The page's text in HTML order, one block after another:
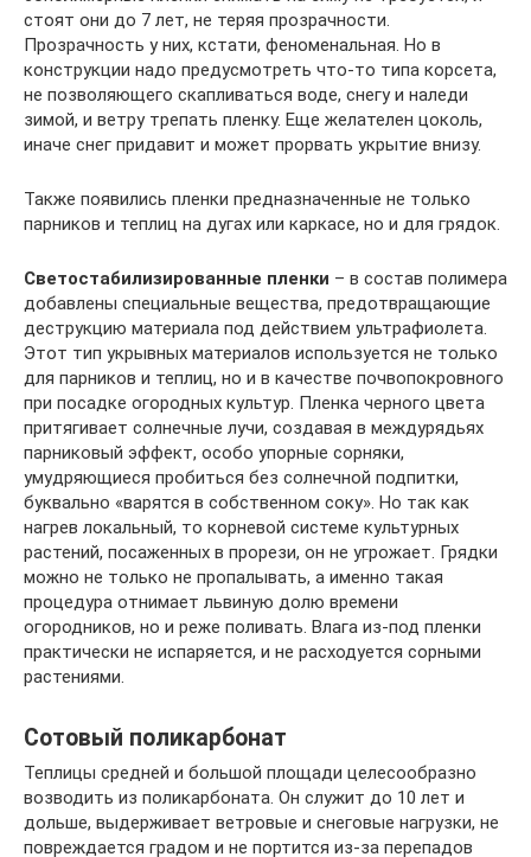
стоят они до 7 лет, не теряя прозрачности.
Прозрачность у них, кстати, феноменальная. Но в
конструкции надо предусмотреть что-то типа корсета,
не позволяющего скапливаться воде, снегу и наледи
зимой, и ветру трепать пленку. Еще желателен цоколь,
иначе снег придавит и может прорвать укрытие внизу.
Также появились пленки предназначенные не только
парников и теплиц на дугах или каркасе, но и для грядок.
Светостабилизированные пленки – в состав полимера
добавлены специальные вещества, предотвращающие
деструкцию материала под действием ультрафиолета.
Этот тип укрывных материалов используется не только
для парников и теплиц, но и в качестве почвопокровного
при посадке огородных культур. Пленка черного цвета
притягивает солнечные лучи, создавая в междурядьях
парниковый эффект, особо упорные сорняки,
умудряющиеся пробиться без солнечной подпитки,
буквально «варятся в собственном соку». Но так как
нагрев локальный, то корневой системе культурных
растений, посаженных в прорези, он не угрожает. Грядки
можно не только не пропалывать, а именно такая
процедура отнимает львиную долю времени
огородников, но и реже поливать. Влага из-под пленки
практически не испаряется, и не расходуется сорными
растениями.
Сотовый поликарбонат
Теплицы средней и большой площади целесообразно
возводить из поликарбоната. Он служит до 10 лет и
дольше, выдерживает ветровые и снеговые нагрузки, не
повреждается градом и не портится из-за перепадов